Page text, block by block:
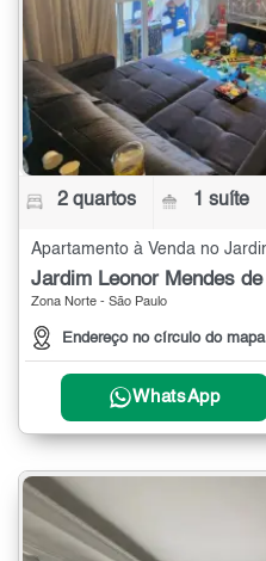
2 quartos 1 suíte
Zona Norte - São Paulo
Endereço no círculo do mapa
WhatsApp